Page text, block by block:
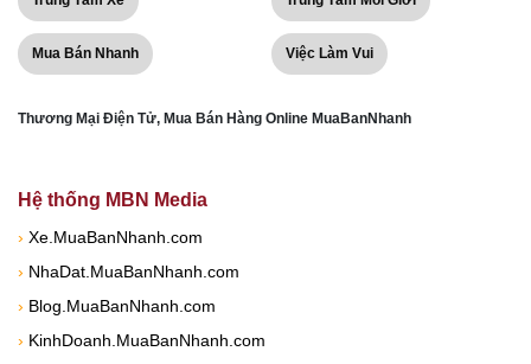
Mua Bán Nhanh Việc Làm Vui
Thương Mại Điện Tử, Mua Bán Hàng Online MuaBanNhanh
Hệ thống MBN Media
› Xe.MuaBanNhanh.com
› NhaDat.MuaBanNhanh.com
› Blog.MuaBanNhanh.com
› KinhDoanh.MuaBanNhanh.com